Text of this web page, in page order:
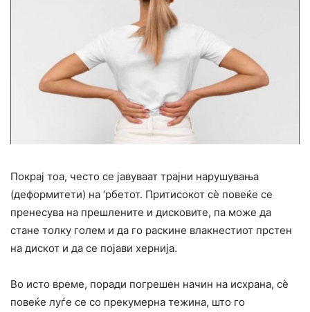
Покрај тоа, често се јавуваат трајни нарушувања
(деформитети) на ‘рбетот. Притисокот сè повеќе се
пренесува на прешлените и дисковите, па може да
стане толку голем и да го раскине влакнестиот прстен
на дискот и да се појави хернија.
Во исто време, поради погрешен начин на исхрана, сè
повеќе луѓе се со прекумерна тежина, што го